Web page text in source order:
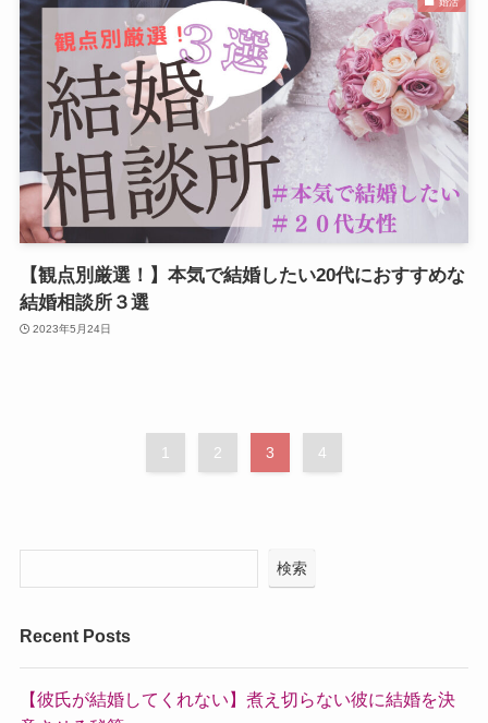
【観点別厳選！】本気で結婚したい20代におすすめな
結婚相談所３選
2023年5月24日
1 2 3 4
検索
Recent Posts
【彼氏が結婚してくれない】煮え切らない彼に結婚を決